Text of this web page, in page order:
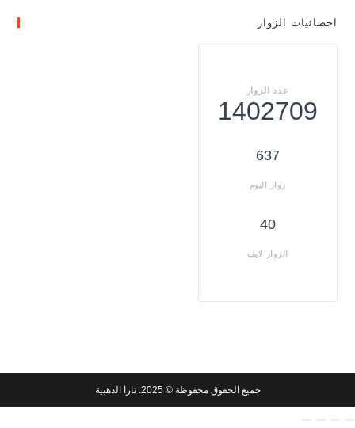
احصائيات الزوار
1402709
637
40
جميع الحقوق محفوظة © 2025. نارا الذهبية